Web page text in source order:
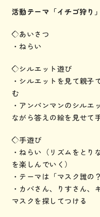
活動テーマ「イチゴ狩り」
◇あいさつ
・ねらい
◇シルエット遊び
・シルエットを見て親子
む
・アンパンマンのシルエ
ながら答えの絵を見せて
◇手遊び
・ねらい（リズムをとり
を楽しんでいく）
・テーマは「マスク誰の？
・カバさん、りすさん、
マスクを探してつける